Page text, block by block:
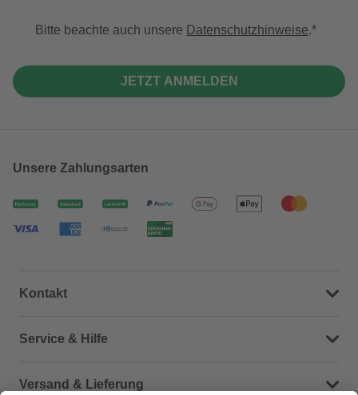
Bitte beachte auch unsere Datenschutzhinweise.
JETZT ANMELDEN
Unsere Zahlungsarten
Kontakt
Dein Kontakt zu uns
Service & Hilfe
Häufige Fragen (FAQ)
Versand & Lieferung